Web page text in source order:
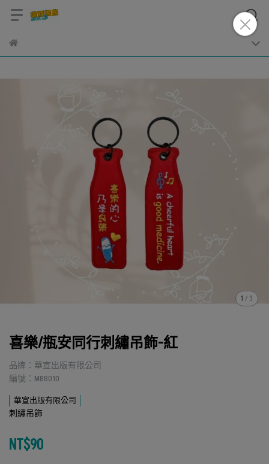
1 / 3
喜樂/瓶安同行刺繡吊飾-紅
品牌：華宣出版有限公司
編號：MBB010
華宣出版有限公司
刺繡吊飾
NT$90